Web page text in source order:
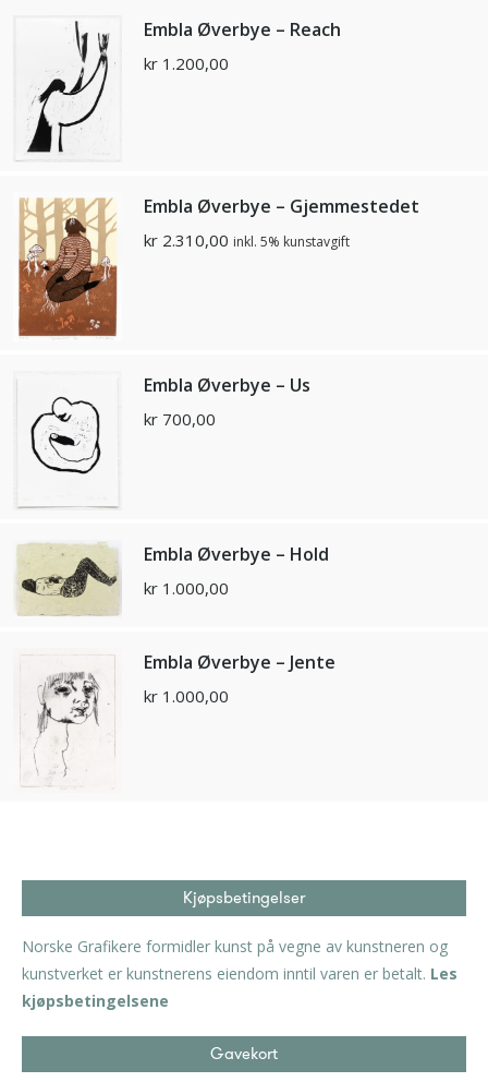
Embla Øverbye – Reach
kr 1.200,00
Embla Øverbye – Gjemmestedet
kr 2.310,00 inkl. 5% kunstavgift
Embla Øverbye – Us
kr 700,00
Embla Øverbye – Hold
kr 1.000,00
Embla Øverbye – Jente
kr 1.000,00
Kjøpsbetingelser
Norske Grafikere formidler kunst på vegne av kunstneren og
kunstverket er kunstnerens eiendom inntil varen er betalt. Les
kjøpsbetingelsene
Gavekort